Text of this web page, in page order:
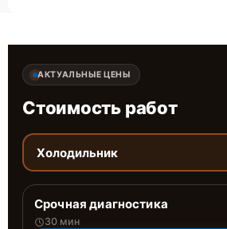
АКТУАЛЬНЫЕ ЦЕНЫ
Стоимость работ
Холодильник
Срочная диагностика
30 мин